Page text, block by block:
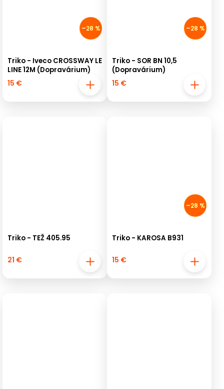
–28 %
Triko - Iveco CROSSWAY LE
LINE 12M (Dopravárium)
15 €
–28 %
Triko - SOR BN 10,5
(Dopravárium)
15 €
Triko - TEŽ 405.95
21 €
–28 %
Triko - KAROSA B931
15 €